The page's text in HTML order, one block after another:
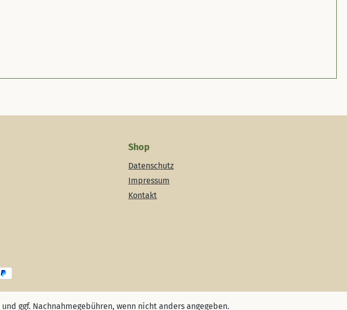
Shop
Datenschutz
Impressum
Kontakt
und ggf. Nachnahmegebühren, wenn nicht anders angegeben.